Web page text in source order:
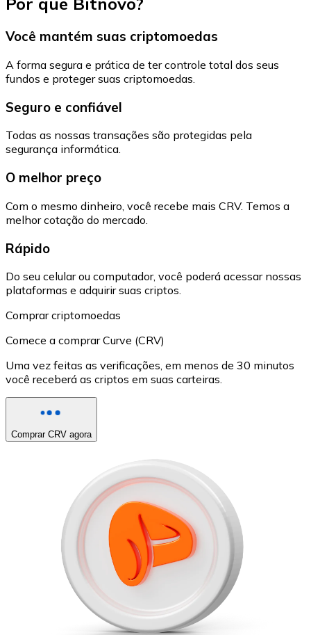
Você mantém suas criptomoedas
A forma segura e prática de ter controle total dos seus
fundos e proteger suas criptomoedas.
Seguro e confiável
Todas as nossas transações são protegidas pela
segurança informática.
O melhor preço
Com o mesmo dinheiro, você recebe mais CRV. Temos a
melhor cotação do mercado.
Rápido
Do seu celular ou computador, você poderá acessar nossas
plataformas e adquirir suas criptos.
Comprar criptomoedas
Comece a comprar Curve (CRV)
Uma vez feitas as verificações, em menos de 30 minutos
você receberá as criptos em suas carteiras.
Comprar CRV agora